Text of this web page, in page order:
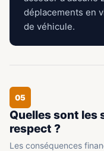
déplacements en
de véhicule.
05
Quelles sont les
respect ?
Les conséquences